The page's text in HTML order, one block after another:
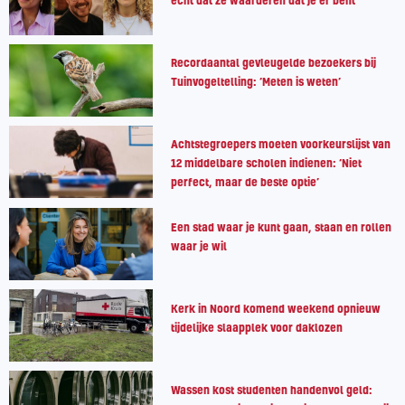
Recordaantal gevleugelde bezoekers bij
Tuinvogeltelling: ‘Meten is weten’
Achtstegroepers moeten voorkeurslijst van
12 middelbare scholen indienen: ‘Niet
perfect, maar de beste optie’
Een stad waar je kunt gaan, staan en rollen
waar je wil
Kerk in Noord komend weekend opnieuw
tijdelijke slaapplek voor daklozen
Wassen kost studenten handenvol geld: